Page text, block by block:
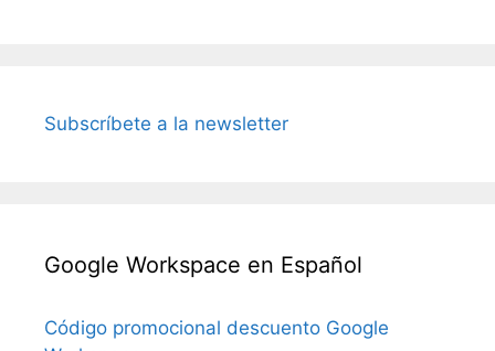
Subscríbete a la newsletter
Google Workspace en Español
Código promocional descuento Google